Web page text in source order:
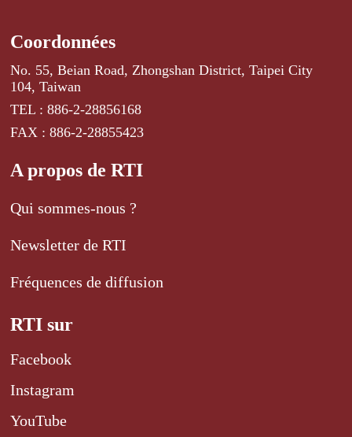
Coordonnées
No. 55, Beian Road, Zhongshan District, Taipei City
104, Taiwan
TEL : 886-2-28856168
FAX : 886-2-28855423
A propos de RTI
Qui sommes-nous ?
Newsletter de RTI
Fréquences de diffusion
RTI sur
Facebook
Instagram
YouTube